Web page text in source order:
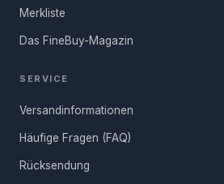
langlebiger Möbelstücke, die dir lange
Merkliste
Das FineBuy-Magazin
SERVICE
Versandinformationen
Häufige Fragen (FAQ)
Rücksendung